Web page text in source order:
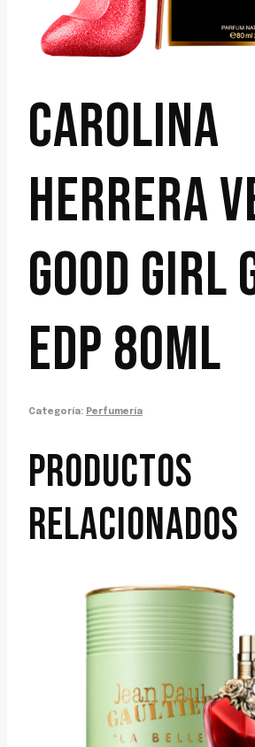
CAROLINA
HERRERA
GOOD GIRL
EDP 80ML
Categoría: Perfumería
PRODUCTOS
RELACIONADOS